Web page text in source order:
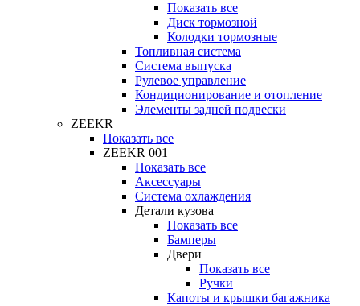
Показать все
Диск тормозной
Колодки тормозные
Топливная система
Система выпуска
Рулевое управление
Кондиционирование и отопление
Элементы задней подвески
ZEEKR
Показать все
ZEEKR 001
Показать все
Аксессуары
Система охлаждения
Детали кузова
Показать все
Бамперы
Двери
Показать все
Ручки
Капоты и крышки багажника